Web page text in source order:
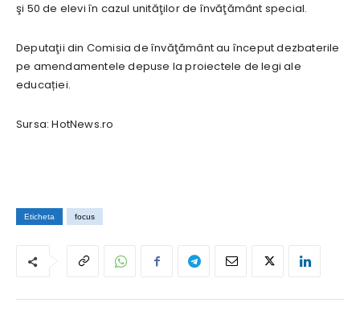
şi 50 de elevi în cazul unităţilor de învăţământ special.
Deputaţii din Comisia de învăţământ au început dezbaterile
pe amendamentele depuse la proiectele de legi ale
educației.
Sursa: HotNews.ro
Eticheta focus